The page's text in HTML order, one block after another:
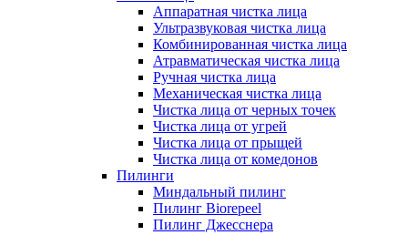
Аппаратная чистка лица
Ультразвуковая чистка лица
Комбинированная чистка лица
Атравматическая чистка лица
Ручная чистка лица
Механическая чистка лица
Чистка лица от черных точек
Чистка лица от угрей
Чистка лица от прыщей
Чистка лица от комедонов
Пилинги
Миндальный пилинг
Пилинг Biorepeel
Пилинг Джесснера